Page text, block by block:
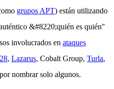
grupos APT) están utilizando
&#8220;quién es quién"
involucrados en ataques
, Lazarus, Cobalt Group, Turla,
nombrar solo algunos.